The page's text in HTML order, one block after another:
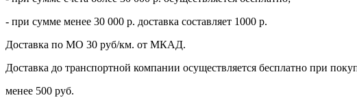
- при сумме менее 30 000 р. доставка составляет 1000 р.
Доставка по МО 30 руб/км. от МКАД.
Доставка до транспортной компании осуществляется бесплатно при
менее 500 руб.